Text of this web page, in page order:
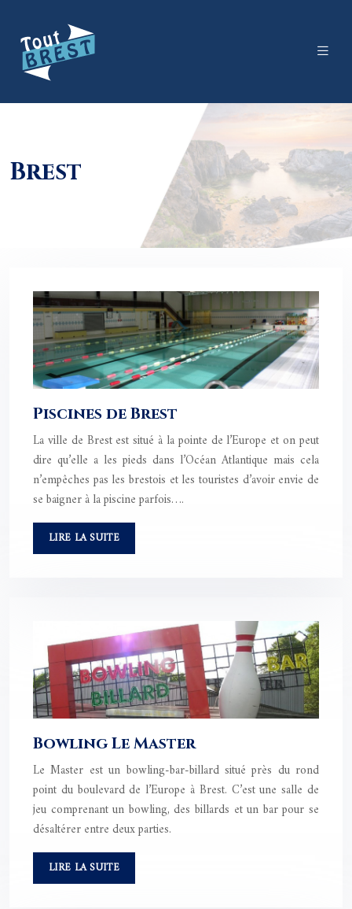
Brest
Piscines de Brest
La ville de Brest est situé à la pointe de l’Europe et on peut
dire qu’elle a les pieds dans l’Océan Atlantique mais cela
n’empêches pas les brestois et les touristes d’avoir envie de
se baigner à la piscine parfois….
LIRE LA SUITE
Bowling Le Master
Le Master est un bowling-bar-billard situé près du rond
point du boulevard de l’Europe à Brest. C’est une salle de
jeu comprenant un bowling, des billards et un bar pour se
désaltérer entre deux parties.
LIRE LA SUITE